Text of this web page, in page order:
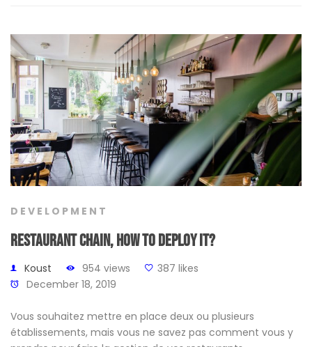
DEVELOPMENT
Restaurant chain, how to deploy it?
Koust 954 views
387 likes
December 18, 2019
Vous souhaitez mettre en place deux ou plusieurs
établissements, mais vous ne savez pas comment vous y